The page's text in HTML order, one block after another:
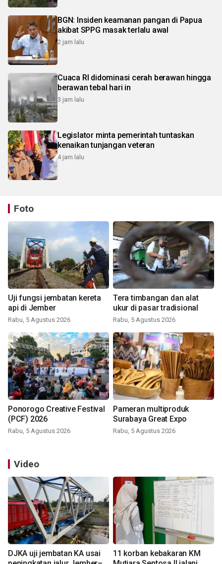
BGN: Insiden keamanan pangan di Papua
akibat SPPG masak terlalu awal
2 jam lalu
Cuaca RI didominasi cerah berawan hingga
berawan tebal hari in
3 jam lalu
Legislator minta pemerintah tuntaskan
kenaikan tunjangan veteran
4 jam lalu
Foto
Uji fungsi jembatan kereta
api di Jember
Rabu, 5 Agustus 2026
Tera timbangan dan alat
ukur di pasar tradisional
Rabu, 5 Agustus 2026
Ponorogo Creative Festival
(PCF) 2026
Rabu, 5 Agustus 2026
Pameran multiproduk
Surabaya Great Expo
Rabu, 5 Agustus 2026
Video
DJKA uji jembatan KA usai
11 korban kebakaran KM